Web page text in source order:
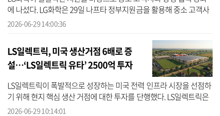
에 나섰다. LG화학은 29일 나프타 정부지원금을 활용해 중소 고객사
지원과 상생협력 강화에 나선다고 밝혔다. 이번 지원은 비닐, 포장재
2026-06-29 14:00:36
LS일렉트릭, 미국 생산거점 6배로 증
설…‘LS일렉트릭 유타’ 2500억 투자
LS일렉트릭이 폭발적으로 성장하는 미국 전력 인프라 시장을 선점하
기 위해 현지 핵심 생산 거점에 대한 투자를 단행했다. LS일렉트릭은
현지시간 25일 미국 유타주 시더시티에 위치한 ‘LS일렉트릭 유타’에
2026-06-29 10:14:01